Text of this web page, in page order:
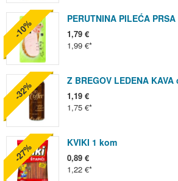
PERUTNINA PILEĆA
1,79 €
1,99 €
-10%
Z BREGOV LEDENA
1,19 €
1,75 €
-32%
KVIKI 1 kom
0,89 €
1,22 €
-27%